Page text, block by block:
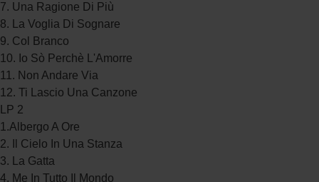
7. Una Ragione Di Più
8. La Voglia Di Sognare
9. Col Branco
10. Io Sò Perchè L'Amorre
11. Non Andare Via
12. Ti Lascio Una Canzone
LP 2
1.Albergo A Ore
2. Il Cielo In Una Stanza
3. La Gatta
4. Me In Tutto Il Mondo